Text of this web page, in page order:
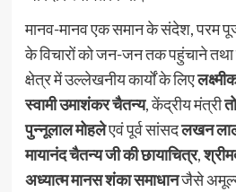
मानव-मानव एक समान के संदेश, परम
के विचारों को जन-जन तक पहुंचाने
क्षेत्र में उल्लेखनीय कार्यों के लिए
स्वामी उमाशंकर चैतन्य, केंद्रीय मंत्री
पुन्नूलाल मोहलेएवं पूर्व सांसदलखन
मायानंद चैतन्य जी की छायाचित्र,
अध्यात्म मानस शंका समाधानजैसे